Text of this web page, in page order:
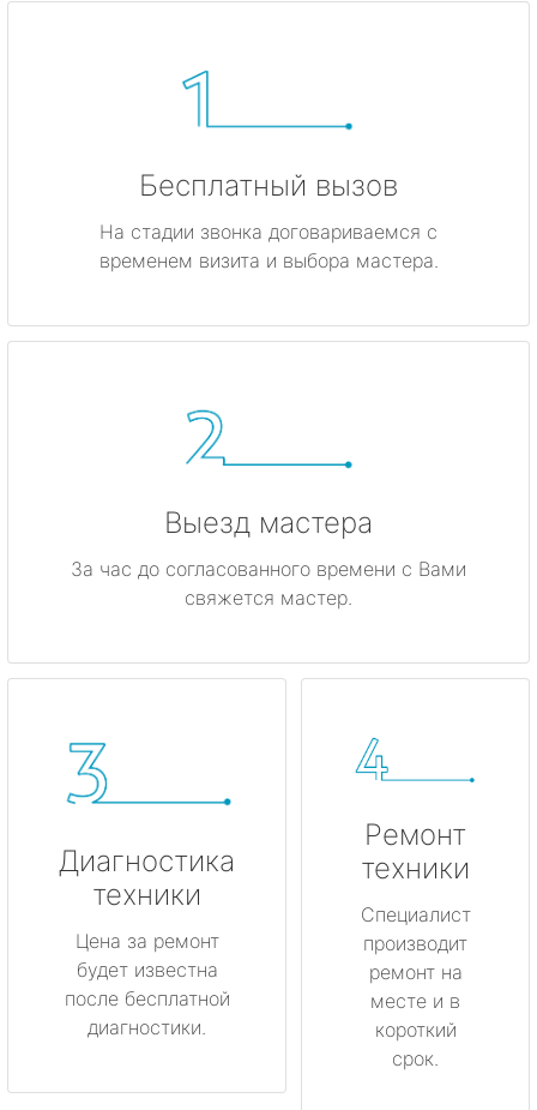
Бесплатный вызов
На стадии звонка договариваемся с
временем визита и выбора мастера.
Выезд мастера
За час до согласованного времени с Вами
свяжется мастер.
Диагностика
техники
Цена за ремонт
будет известна
после бесплатной
диагностики.
Ремонт
техники
Специалист
производит
ремонт на
месте и в
короткий
срок.